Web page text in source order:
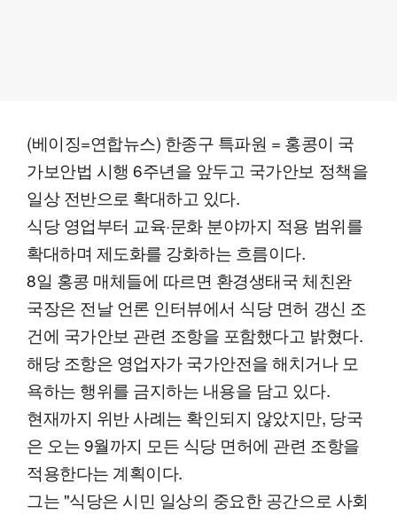
(베이징=연합뉴스) 한종구 특파원 = 홍콩이 국
가보안법 시행 6주년을 앞두고 국가안보 정책을
일상 전반으로 확대하고 있다.
식당 영업부터 교육·문화 분야까지 적용 범위를
확대하며 제도화를 강화하는 흐름이다.
8일 홍콩 매체들에 따르면 환경생태국 체친완
국장은 전날 언론 인터뷰에서 식당 면허 갱신 조
건에 국가안보 관련 조항을 포함했다고 밝혔다.
해당 조항은 영업자가 국가안전을 해치거나 모
욕하는 행위를 금지하는 내용을 담고 있다.
현재까지 위반 사례는 확인되지 않았지만, 당국
은 오는 9월까지 모든 식당 면허에 관련 조항을
적용한다는 계획이다.
그는 "식당은 시민 일상의 중요한 공간으로 사회